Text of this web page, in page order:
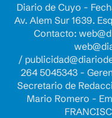
Diario de Cuyo -
Av. Alem Sur 1639.
Contacto:
/
264 5045343 -
Secretario de
Mario Romero -